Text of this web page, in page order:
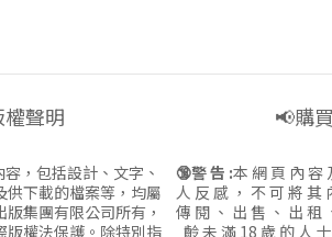
權聲明
，包括設計、文字、
供下載的檔案等，均屬
集團有限公司所有，
版權法保護。除特別指
📢購
🔞警 告 :本 網 頁 內 容
人 反 感 ， 不 可 將 其
傳 閱 、 出 售 、 出 租
齡 未 滿 18 歲 的 人